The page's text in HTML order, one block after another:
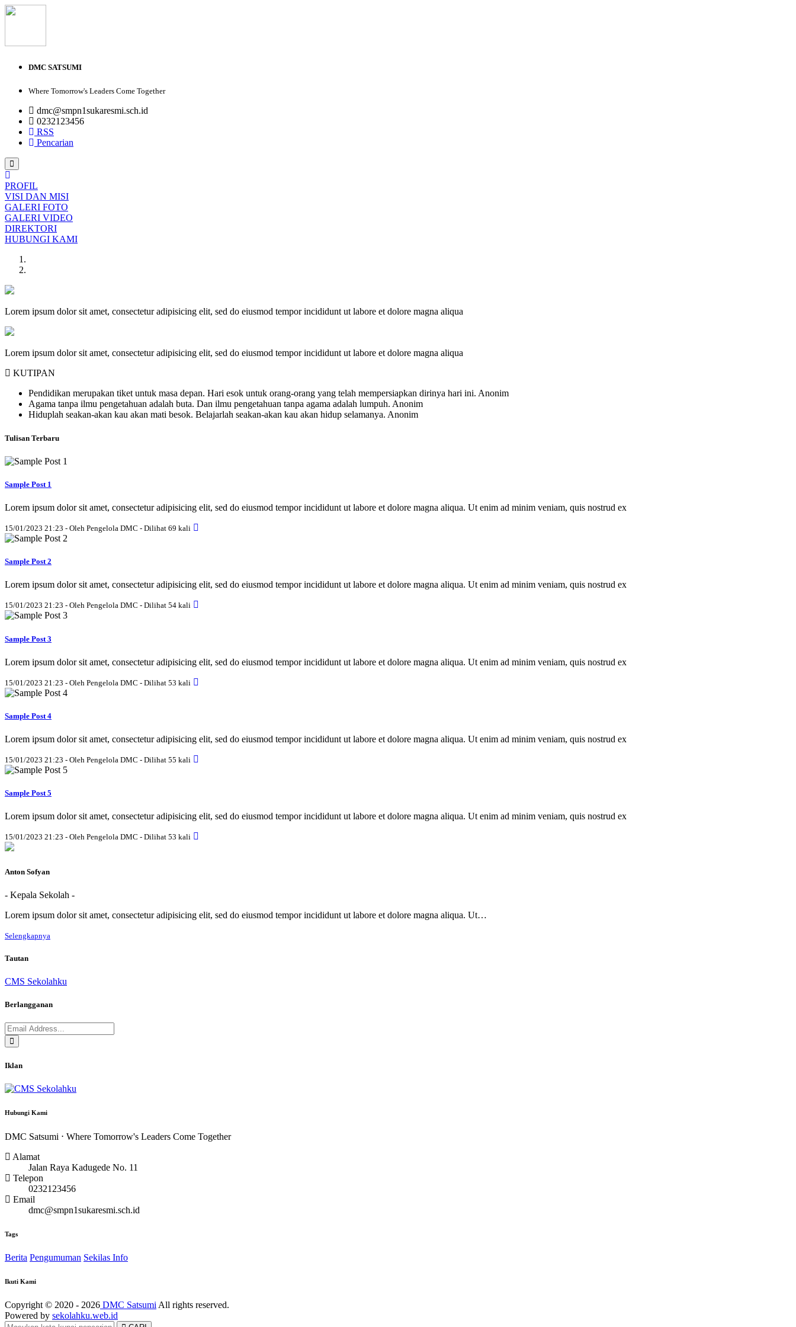
DMC SATSUMI
Where Tomorrow's Leaders Come Together
dmc@smpn1sukaresmi.sch.id
0232123456
RSS
Pencarian
PROFIL
VISI DAN MISI
GALERI FOTO
GALERI VIDEO
DIREKTORI
HUBUNGI KAMI
Lorem ipsum dolor sit amet, consectetur adipisicing elit, sed do eiusmod tempor incididunt ut labore et dolore magna aliqua
Lorem ipsum dolor sit amet, consectetur adipisicing elit, sed do eiusmod tempor incididunt ut labore et dolore magna aliqua
KUTIPAN
Pendidikan merupakan tiket untuk masa depan. Hari esok untuk orang-orang yang telah mempersiapkan dirinya hari ini. Anonim
Agama tanpa ilmu pengetahuan adalah buta. Dan ilmu pengetahuan tanpa agama adalah lumpuh. Anonim
Hiduplah seakan-akan kau akan mati besok. Belajarlah seakan-akan kau akan hidup selamanya. Anonim
Tulisan Terbaru
Sample Post 1
Lorem ipsum dolor sit amet, consectetur adipisicing elit, sed do eiusmod tempor incididunt ut labore et dolore magna aliqua. Ut enim ad minim veniam, quis nostrud ex
15/01/2023 21:23 - Oleh Pengelola DMC - Dilihat 69 kali
Sample Post 2
Lorem ipsum dolor sit amet, consectetur adipisicing elit, sed do eiusmod tempor incididunt ut labore et dolore magna aliqua. Ut enim ad minim veniam, quis nostrud ex
15/01/2023 21:23 - Oleh Pengelola DMC - Dilihat 54 kali
Sample Post 3
Lorem ipsum dolor sit amet, consectetur adipisicing elit, sed do eiusmod tempor incididunt ut labore et dolore magna aliqua. Ut enim ad minim veniam, quis nostrud ex
15/01/2023 21:23 - Oleh Pengelola DMC - Dilihat 53 kali
Sample Post 4
Lorem ipsum dolor sit amet, consectetur adipisicing elit, sed do eiusmod tempor incididunt ut labore et dolore magna aliqua. Ut enim ad minim veniam, quis nostrud ex
15/01/2023 21:23 - Oleh Pengelola DMC - Dilihat 55 kali
Sample Post 5
Lorem ipsum dolor sit amet, consectetur adipisicing elit, sed do eiusmod tempor incididunt ut labore et dolore magna aliqua. Ut enim ad minim veniam, quis nostrud ex
15/01/2023 21:23 - Oleh Pengelola DMC - Dilihat 53 kali
Anton Sofyan
- Kepala Sekolah -
Lorem ipsum dolor sit amet, consectetur adipisicing elit, sed do eiusmod tempor incididunt ut labore et dolore magna aliqua. Ut…
Selengkapnya
Tautan
CMS Sekolahku
Berlangganan
Iklan
Hubungi Kami
DMC Satsumi ⋅ Where Tomorrow's Leaders Come Together
Alamat
Jalan Raya Kadugede No. 11
Telepon
0232123456
Email
dmc@smpn1sukaresmi.sch.id
Tags
Berita Pengumuman Sekilas Info
Ikuti Kami
Copyright © 2020 - 2026 DMC Satsumi All rights reserved.
Powered by sekolahku.web.id